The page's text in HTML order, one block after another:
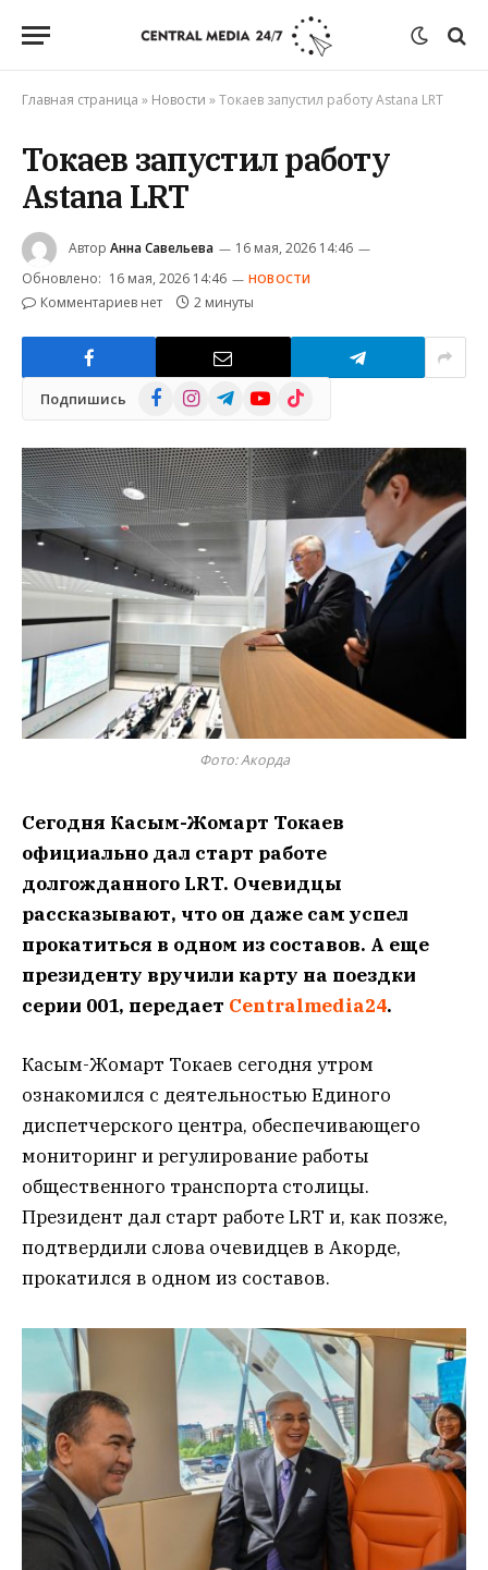
Главная страница » Новости »Токаев запустил работу Astana LRT
Токаев запустил работу
Astana LRT
Автор Анна Савельева
16 мая, 2026 14:46
Обновлено: 16 мая, 2026 14:46 НОВОСТИ
Комментариев нет 2 минуты
Подпишись FacebookInstagramTelegramYouTube
TikTok
Фото: Акорда
Сегодня Касым-Жомарт Токаев
официально дал старт работе
долгожданного LRT. Очевидцы
рассказывают, что он даже сам успел
прокатиться в одном из составов. А еще
президенту вручили карту на поездки
серии 001, передает Centralmedia24.
Касым-Жомарт Токаев сегодня утром
ознакомился с деятельностью Единого
диспетчерского центра, обеспечивающего
мониторинг и регулирование работы
общественного транспорта столицы.
Президент дал старт работе LRT и, как позже,
подтвердили слова очевидцев в Акорде,
прокатился в одном из составов.